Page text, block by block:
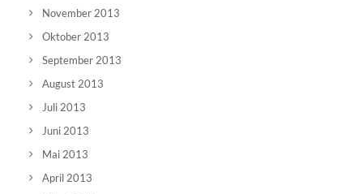
November 2013
Oktober 2013
September 2013
August 2013
Juli 2013
Juni 2013
Mai 2013
April 2013